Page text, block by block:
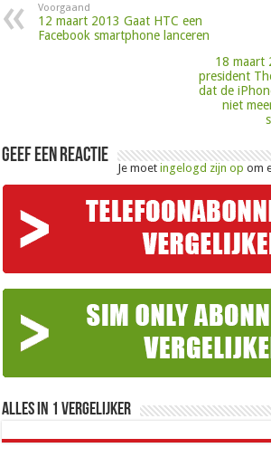
Voorgaand
12 maart 2013 Gaat HTC een
Facebook smartphone lanceren
18 maart
president
dat de
niet
Geef een reactie
Je moetingelogd zijn op om
Alles in 1 Vergelijker